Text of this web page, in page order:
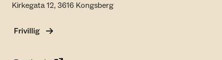
Kirkegata 12, 3616 Kongsberg
Frivillig